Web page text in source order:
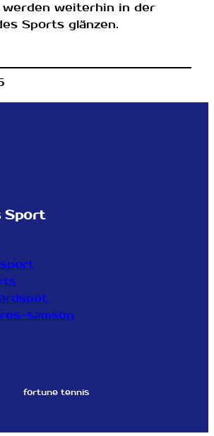
werden weiterhin in der
Sports glänzen.
Sport
samson
fortune tennis